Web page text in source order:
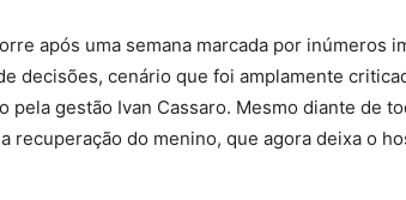
após uma semana marcada por inúmeros
decisões, cenário que foi amplamente
pela gestão Ivan Cassaro. Mesmo diante de
recuperação do menino, que agora deixa o